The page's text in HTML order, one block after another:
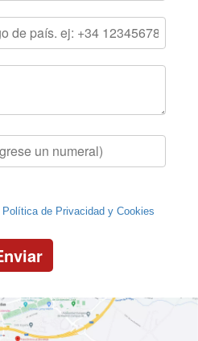
Política de Privacidad y Cookies